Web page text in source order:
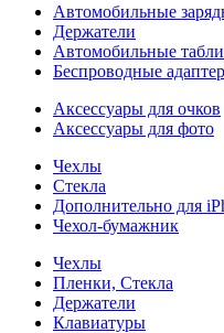
Автомобильные
Держатели
Автомобильные
Беспроводные
Аксессуары для очков
Аксессуары для фото
Чехлы
Стекла
Дополнительно для
Чехол-бумажник
Чехлы
Пленки, Стекла
Держатели
Клавиатуры